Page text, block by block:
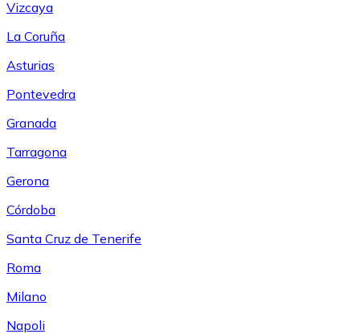
Vizcaya
La Coruña
Asturias
Pontevedra
Granada
Tarragona
Gerona
Córdoba
Santa Cruz de Tenerife
Roma
Milano
Napoli